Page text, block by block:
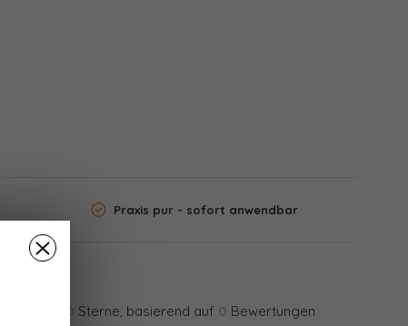
Praxis pur - sofort anwendbar
0 Sterne, basierend auf 0 Bewertungen